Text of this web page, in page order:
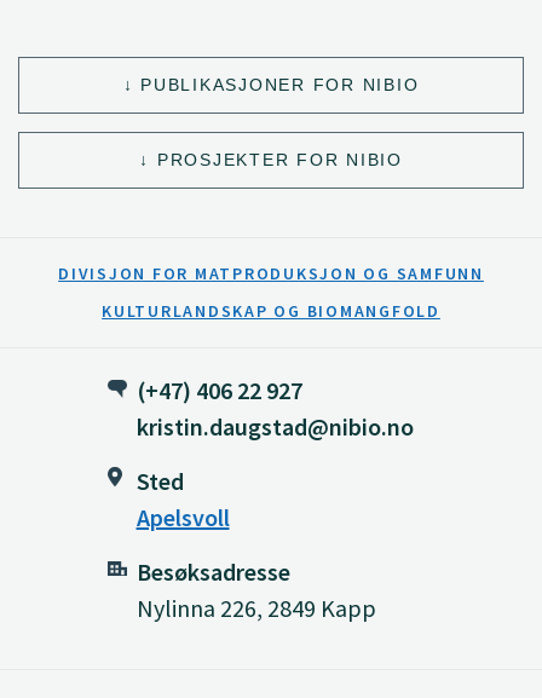
PUBLIKASJONER FOR NIBIO
PROSJEKTER FOR NIBIO
DIVISJON FOR MATPRODUKSJON OG SAMFUNN
KULTURLANDSKAP OG BIOMANGFOLD
(+47) 406 22 927
kristin.daugstad@nibio.no
Sted
Apelsvoll
Besøksadresse
Nylinna 226, 2849 Kapp